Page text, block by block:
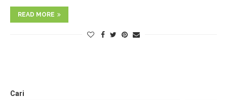
READ MORE
Cari